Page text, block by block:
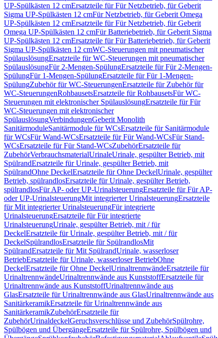
UP-Spülkästen 12 cmErsatzteile für Für Netzbetrieb, für Geberit
Sigma UP-Spülkästen 12 cmFür Netzbetrieb, für Geberit Omega
UP-Spülkästen 12 cmErsatzteile für Für Netzbetrieb, für Geberit
Omega UP-Spülkästen 12 cmFür Batteriebetrieb, für Geberit Sigma
UP-Spülkästen 12 cmErsatzteile für Für Batteriebetrieb, für Geberit
Sigma UP-Spülkästen 12 cmWC-Steuerungen mit pneumatischer
SpülauslösungErsatzteile für WC-Steuerungen mit pneumatischer
SpülauslösungFür 2-Mengen-SpülungErsatzteile für Für 2-Mengen-
SpülungFür 1-Mengen-SpülungErsatzteile für Für 1-Mengen-
SpülungZubehör für WC-SteuerungenErsatzteile für Zubehör für
WC-SteuerungenRohbausetsErsatzteile für RohbausetsFür WC-
Steuerungen mit elektronischer SpülauslösungErsatzteile für Für
WC-Steuerungen mit elektronischer
SpülauslösungVerbindungenGeberit Monolith
SanitärmoduleSanitärmodule für WCsErsatzteile für Sanitärmodule
für WCsFür Wand-WCsErsatzteile für Für Wand-WCsFür Stand-
WCsErsatzteile für Für Stand-WCsZubehörErsatzteile für
ZubehörVerbrauchsmaterialUrinaleUrinale, gespülter Betrieb, mit
SpülrandErsatzteile für Urinale, gespülter Betrieb, mit
SpülrandOhne DeckelErsatzteile für Ohne DeckelUrinale, gespülter
Betrieb, spülrandlosErsatzteile für Urinale, gespülter Betrieb,
spülrandlosFür AP- oder UP-UrinalsteuerungErsatzteile für Für AP-
oder UP-UrinalsteuerungMit integrierter UrinalsteuerungErsatzteile
für Mit integrierter UrinalsteuerungFür integrierte
UrinalsteuerungErsatzteile für Für integrierte
UrinalsteuerungUrinale, gespülter Betrieb, mit / für
DeckelErsatzteile für Urinale, gespülter Betrieb, mit / für
DeckelSpülrandlosErsatzteile für SpülrandlosMit
SpülrandErsatzteile für Mit SpülrandUrinale, wasserloser
BetriebErsatzteile für Urinale, wasserloser BetriebOhne
DeckelErsatzteile für Ohne DeckelUrinaltrennwändeErsatzteile für
UrinaltrennwändeUrinaltrennwände aus KunststoffErsatzteile für
Urinaltrennwände aus KunststoffUrinaltrennwände aus
GlasErsatzteile für Urinaltrennwände aus GlasUrinaltrennwände aus
SanitärkeramikErsatzteile für Urinaltrennwände aus
SanitärkeramikZubehörErsatzteile für
ZubehörUrinaldeckelGeruchsverschlüsse und ZubehörSpülrohre,
Spülbögen und ÜbergängeErsatzteile für Spülrohre, Spülbögen und